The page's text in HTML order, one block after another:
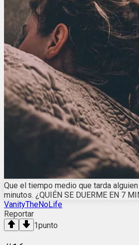
Que el tiempo medio que tarda
minutos. ¿QUIÉN SE DUERME EN 7
VanityTheNoLife
Reportar
1punto